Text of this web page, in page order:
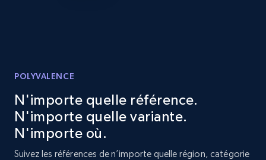
Etsy - Collect data on products using
specified keywords
URL, Product id, Listing inventory id, Title, Rating,
Reviews count shop, Reviews count item, Initial
price, and more.
POLYVALENCE
N'importe quelle référence.
N'importe quelle variante.
N'importe où.
Suivez les références de n’importe quelle région, catégorie